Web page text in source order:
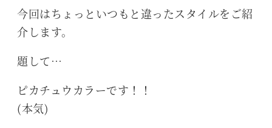
今回はちょっといつもと違ったスタイルをご紹
介します。
題して…
ピカチュウカラーです！！
(本気)